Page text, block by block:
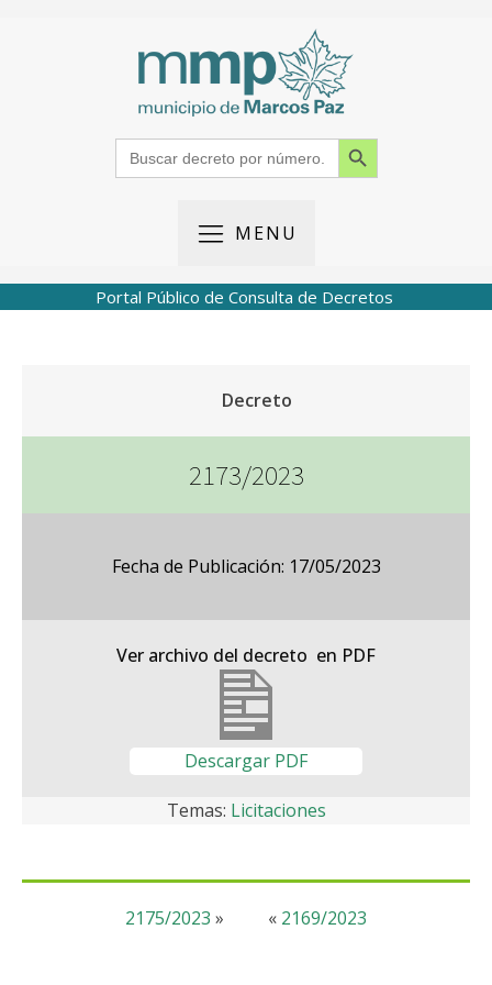
Search
for:
Search Button
MENU
Portal Público de Consulta de Decretos
Decreto
2173/2023
Fecha de Publicación: 17/05/2023
Ver archivo del decreto en PDF
Descargar PDF
Temas: Licitaciones
« 2169/2023
2175/2023 »